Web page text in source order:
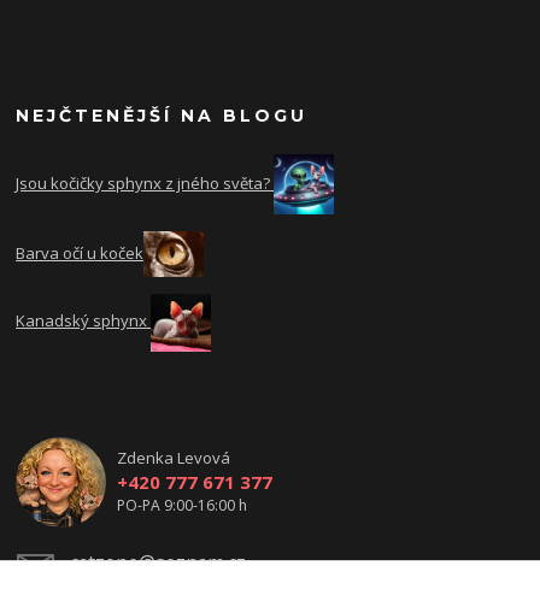
NEJČTENĚJŠÍ NA BLOGU
Jsou kočičky sphynx z jného světa?
Barva očí u koček
Kanadský sphynx
Zdenka Levová
+420 777 671 377
PO-PA 9:00-16:00 h
catzone@seznam.cz